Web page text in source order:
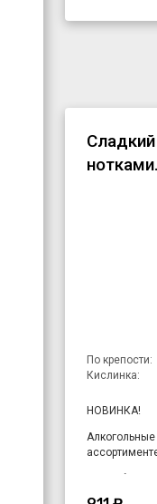
нотками.
По крепости:
Кислинка:
НОВИНКА!
Алкогольные
нотками